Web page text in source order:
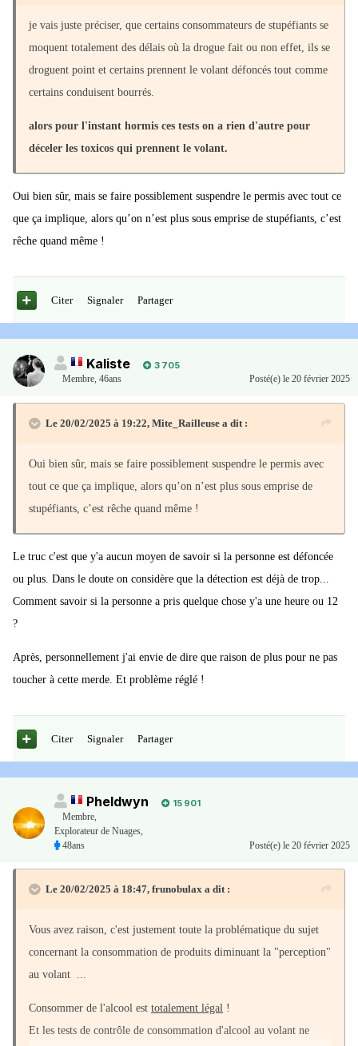
je vais juste préciser, que certains consommateurs de stupéfiants se
moquent totalement des délais où la drogue fait ou non effet, ils se
droguent point et certains prennent le volant défoncés tout comme
certains conduisent bourrés.
alors pour l'instant hormis ces tests on a rien d'autre pour
déceler les toxicos qui prennent le volant.
Oui bien sûr, mais se faire possiblement suspendre le permis avec tout ce
que ça implique, alors qu’on n’est plus sous emprise de stupéfiants, c’est
rêche quand même !
Citer Signaler Partager
Kaliste
3 705
Membre, 46ans Posté(e) le 20 février 2025
Le 20/02/2025 à 19:22, Mite_Railleuse a dit :
Oui bien sûr, mais se faire possiblement suspendre le permis avec
tout ce que ça implique, alors qu’on n’est plus sous emprise de
stupéfiants, c’est rêche quand même !
Le truc c'est que y'a aucun moyen de savoir si la personne est défoncée
ou plus. Dans le doute on considère que la détection est déjà de trop...
Comment savoir si la personne a pris quelque chose y'a une heure ou 12
?
Après, personnellement j'ai envie de dire que raison de plus pour ne pas
toucher à cette merde. Et problème réglé !
Citer Signaler Partager
Pheldwyn
15 901
Membre,
Explorateur de Nuages,
48ans
Posté(e) le 20 février 2025
Le 20/02/2025 à 18:47, frunobulax a dit :
Vous avez raison, c'est justement toute la problématique du sujet
concernant la consommation de produits diminuant la "perception"
au volant ...
Consommer de l'alcool est totalement légal !
Et les tests de contrôle de consommation d'alcool au volant ne